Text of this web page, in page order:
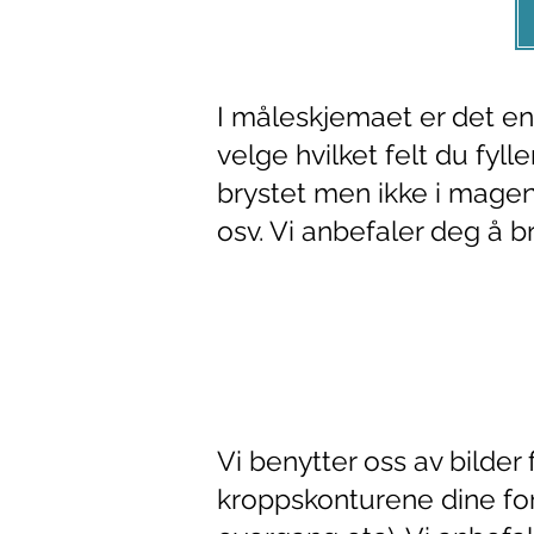
I måleskjemaet er det
velge hvilket felt du
brystet men ikke i
osv. Vi anbefaler deg å
Vi benytter oss av
kroppskonturene dine